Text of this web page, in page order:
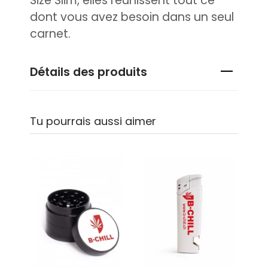
dont vous avez besoin dans un seul
carnet.
Détails des produits
Tu pourrais aussi aimer